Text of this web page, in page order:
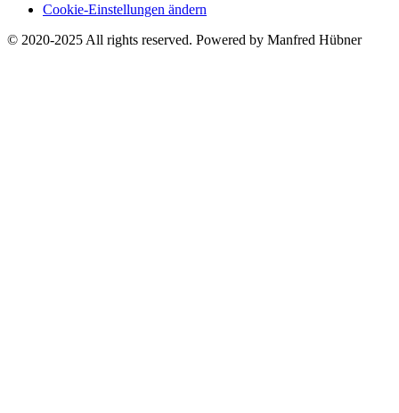
Cookie-Einstellungen ändern
© 2020-2025 All rights reserved. Powered by Manfred Hübner